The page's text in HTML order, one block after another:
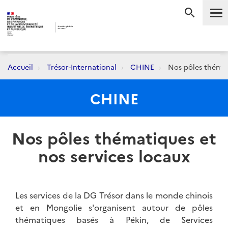
Accueil Trésor-International CHINE Nos pôles
CHINE
Nos pôles thématiques et
nos services locaux
Les services de la DG Trésor dans le monde chinois
et en Mongolie s'organisent autour de pôles
thématiques basés à Pékin, de Services